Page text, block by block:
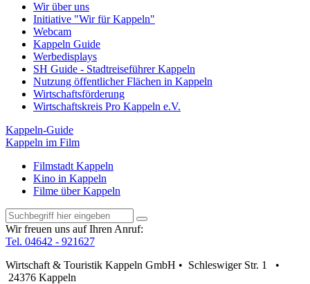
Wir über uns
Initiative "Wir für Kappeln"
Webcam
Kappeln Guide
Werbedisplays
SH Guide - Stadtreiseführer Kappeln
Nutzung öffentlicher Flächen in Kappeln
Wirtschaftsförderung
Wirtschaftskreis Pro Kappeln e.V.
Kappeln-Guide
Kappeln im Film
Filmstadt Kappeln
Kino in Kappeln
Filme über Kappeln
Wir freuen uns auf Ihren Anruf:
Tel. 04642 - 921627
Wirtschaft & Touristik Kappeln GmbH • Schleswiger Str. 1 •
24376 Kappeln